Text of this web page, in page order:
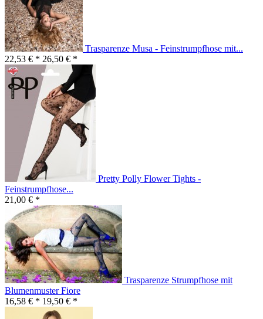
Trasparenze Musa - Feinstrumpfhose mit...
22,53 € * 26,50 € *
Pretty Polly Flower Tights -
Feinstrumpfhose...
21,00 € *
Trasparenze Strumpfhose mit
Blumenmuster Fiore
16,58 € * 19,50 € *